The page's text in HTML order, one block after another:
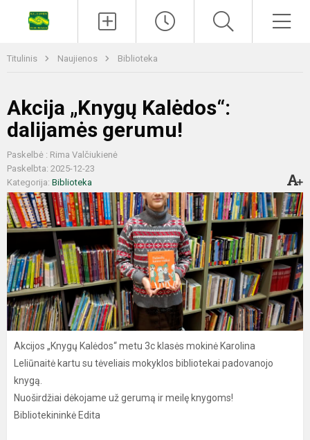
Titulinis Naujienos Biblioteka
Akcija „Knygų Kalėdos“:
dalijamės gerumu!
Paskelbė : Rima Valčiukienė
Paskelbta: 2025-12-23
Kategorija: Biblioteka
Akcijos „Knygų Kalėdos“ metu 3c klasės mokinė Karolina
Leliūnaitė kartu su tėveliais mokyklos bibliotekai padovanojo
knygą.
Nuoširdžiai dėkojame už gerumą ir meilę knygoms!
Bibliotekininkė Edita